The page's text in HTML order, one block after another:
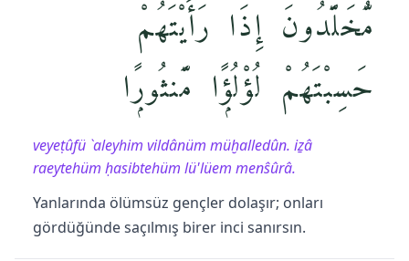
مُّخَلَّدُونَ إِذَا رَأَيْتَهُمْ
حَسِبْتَهُمْ لُؤْلُؤًۭا مَّنثُورًۭا
veyeṭûfü `aleyhim vildânüm müḫalledûn. iẕâ
raeytehüm ḥasibtehüm lü'lüem menŝûrâ.
Yanlarında ölümsüz gençler dolaşır; onları
gördüğünde saçılmış birer inci sanırsın.